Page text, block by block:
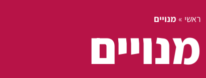
ראשי » מנויים
מנויים